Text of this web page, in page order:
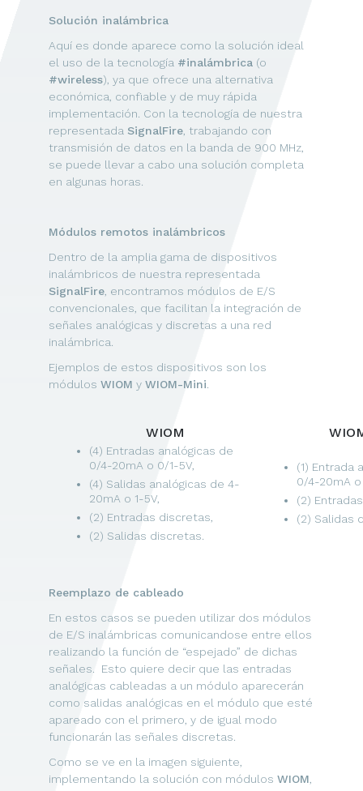
Solución inalámbrica
Aquí es donde aparece como la solución ideal
el uso de la tecnología #inalámbrica(o
#wireless), ya que ofrece una alternativa
económica, confiable y de muy rápida
implementación. Con la tecnología de nuestra
representada SignalFire, trabajando con
transmisión de datos en la banda de 900 MHz,
se puede llevar a cabo una solución completa
en algunas horas.
Módulos remotos inalámbricos
Dentro de la amplia gama de dispositivos
inalámbricos de nuestra representada
SignalFire, encontramos módulos de E/S
convencionales, que facilitan la integración de
señales analógicas y discretas a una red
inalámbrica.
Ejemplos de estos dispositivos son los
módulos WIOM y WIOM-Mini
WIOM WIOM-
(4) Entradas analógicas de
0/4-20mA o 0/1-5V,
(4) Salidas analógicas de 4-
20mA o 1-5V,
(2) Entradas discretas,
(2) Salidas discretas.
(1) Entrada
0/4-20mA o
(2)
(2) Salidas
Reemplazo de cableado
En estos casos se pueden utilizar dos módulos
de E/S inalámbricas comunicandose entre ellos
realizando la función de “espejado” de dichas
señales. Esto quiere decir que las entradas
analógicas cableadas a un módulo aparecerán
como salidas analógicas en el módulo que esté
apareado con el primero, y de igual modo
funcionarán las señales discretas.
Como se ve en la imagen siguiente,
implementando la solución con módulos WIOM